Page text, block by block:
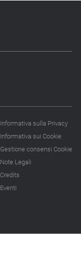
Informativa sulla Privacy
Informativa sui Cookie
Gestione consensi Cookie
Note Legali
Credits
Eventi